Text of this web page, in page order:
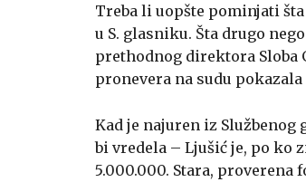
Treba li uopšte pominjati
u S. glasniku. Šta drugo
prethodnog direktora Sloba
pronevera na sudu
Kad je najuren iz
bi vredela – Ljušić je, po ko
5.000.000. Stara, proverena